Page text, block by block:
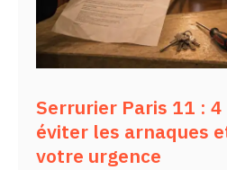
Serrurier Paris 11 :
éviter les arnaques
votre urgence